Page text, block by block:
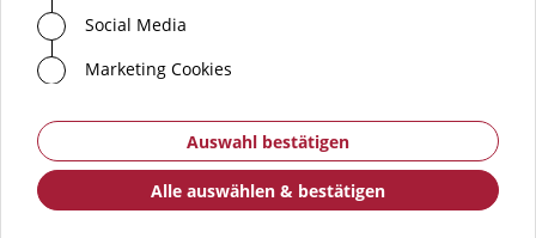
Social Media
Marketing Cookies
Auswahl bestätigen
Alle auswählen & bestätigen